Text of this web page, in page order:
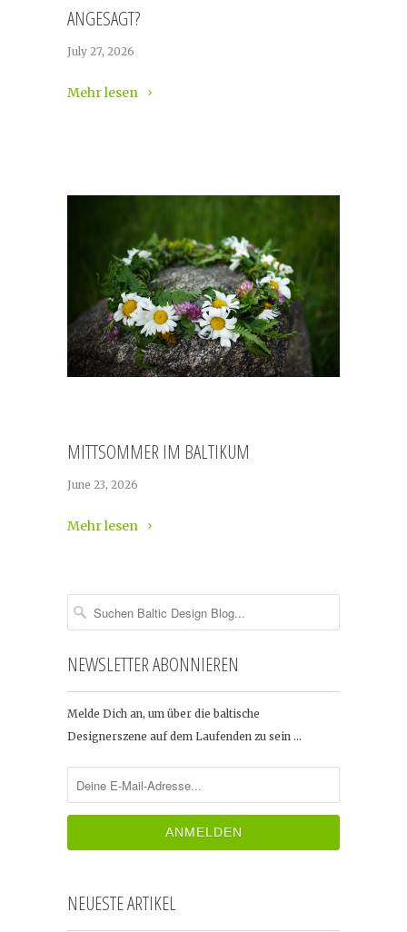
ANGESAGT?
July 27, 2026
Mehr lesen
MITTSOMMER IM BALTIKUM
June 23, 2026
Mehr lesen
NEWSLETTER ABONNIEREN
Melde Dich an, um über die baltische
Designerszene auf dem Laufenden zu sein …
NEUESTE ARTIKEL